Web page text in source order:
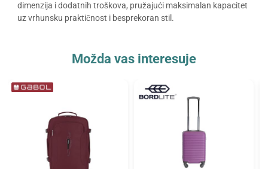
dimenzija i dodatnih troškova, pružajući maksimalan kapacitet
uz vrhunsku praktičnost i besprekoran stil.
Možda vas interesuje